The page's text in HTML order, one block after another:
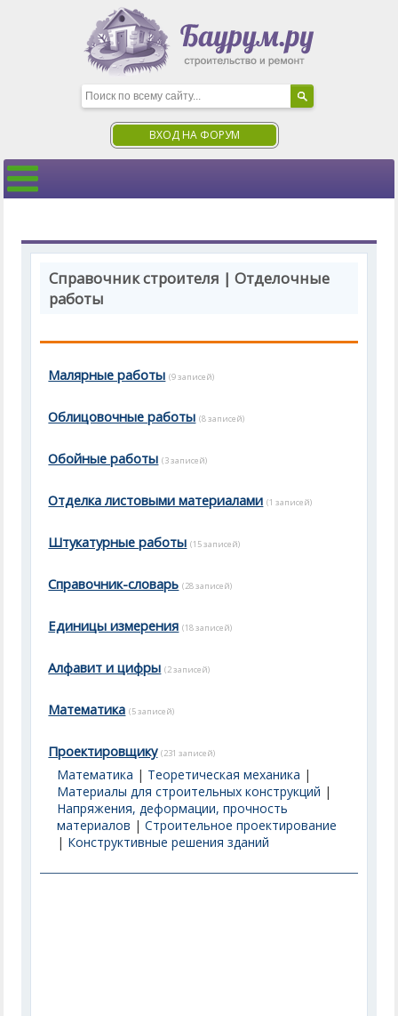
ВХОД НА ФОРУМ
Справочник строителя | Отделочные
работы
Малярные работы (9 записей)
Облицовочные работы (8 записей)
Обойные работы (3 записей)
Отделка листовыми материалами (1 записей)
Штукатурные работы (15 записей)
Справочник-словарь (28 записей)
Единицы измерения (18 записей)
Алфавит и цифры (2 записей)
Математика (5 записей)
Проектировщику (231 записей)
Математика | Теоретическая механика |
Материалы для строительных конструкций |
Напряжения, деформации, прочность
материалов |Строительное проектирование
| Конструктивные решения зданий